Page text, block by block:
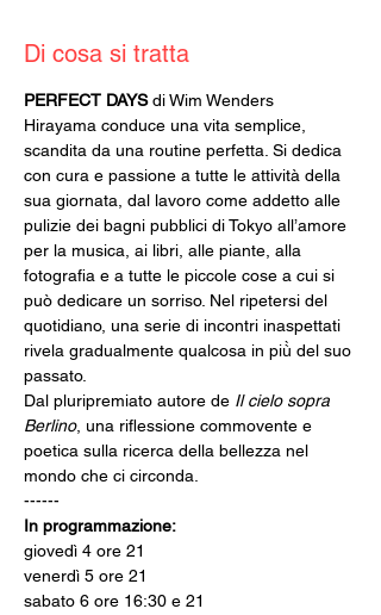
Di cosa si tratta
PERFECT DAYS di Wim Wenders
Hirayama conduce una vita semplice,
scandita da una routine perfetta. Si dedica
con cura e passione a tutte le attività della
sua giornata, dal lavoro come addetto alle
pulizie dei bagni pubblici di Tokyo all’amore
per la musica, ai libri, alle piante, alla
fotografia e a tutte le piccole cose a cui si
può dedicare un sorriso. Nel ripetersi del
quotidiano, una serie di incontri inaspettati
rivela gradualmente qualcosa in più̀ del suo
passato.
Dal pluripremiato autore de Il cielo sopra
Berlino, una riflessione commovente e
poetica sulla ricerca della bellezza nel
mondo che ci circonda.
------
In programmazione:
giovedì 4 ore 21
venerdì 5 ore 21
sabato 6 ore 16:30 e 21